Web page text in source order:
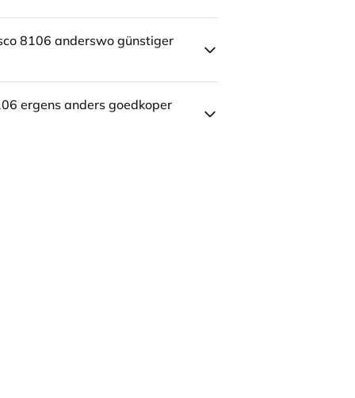
8106 anderswo günstiger
ergens anders goedkoper